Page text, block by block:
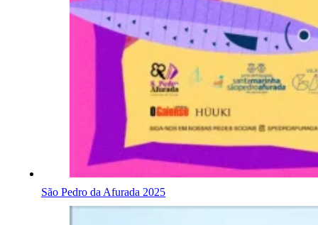
São Pedro da Afurada 2025